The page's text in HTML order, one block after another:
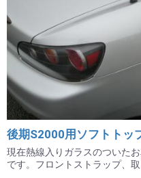
後期S2000用ソフトトッ
現在熱線入りガラスのついた
です。フロントストラップ、